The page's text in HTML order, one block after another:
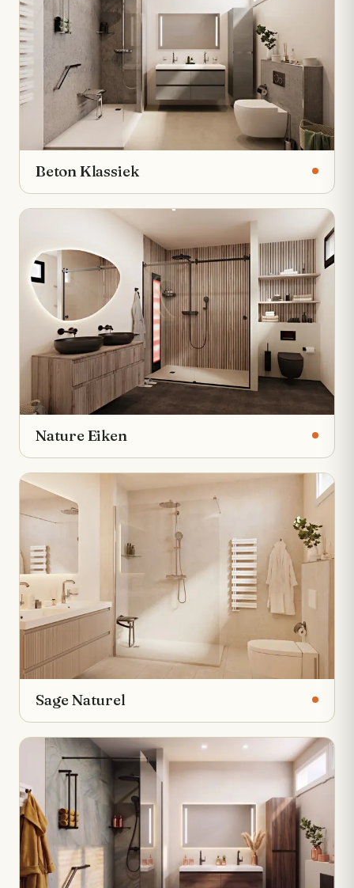
Beton Klassiek
Nature Eiken
Sage Naturel